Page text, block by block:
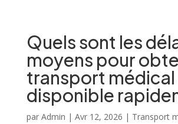
Quels sont les
moyens pour
transport médical
disponible
par Admin | Avr 12, 2026 | Transport